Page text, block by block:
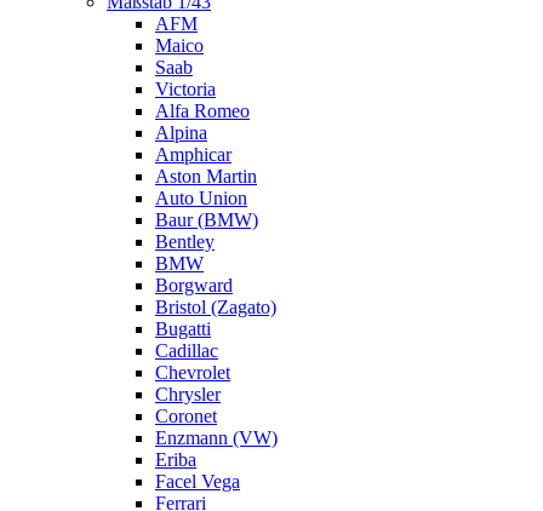
AFM
Maico
Saab
Victoria
Alfa Romeo
Alpina
Amphicar
Aston Martin
Auto Union
Baur (BMW)
Bentley
BMW
Borgward
Bristol (Zagato)
Bugatti
Cadillac
Chevrolet
Chrysler
Coronet
Enzmann (VW)
Eriba
Facel Vega
Ferrari